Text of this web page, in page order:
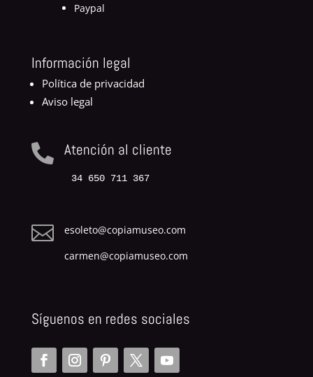
Paypal
Información legal
Política de privacidad
Aviso legal
 Atención al cliente
34 650 711 367

esoleto@copiamuseo.com
carmen@copiamuseo.com
Síguenos en redes sociales